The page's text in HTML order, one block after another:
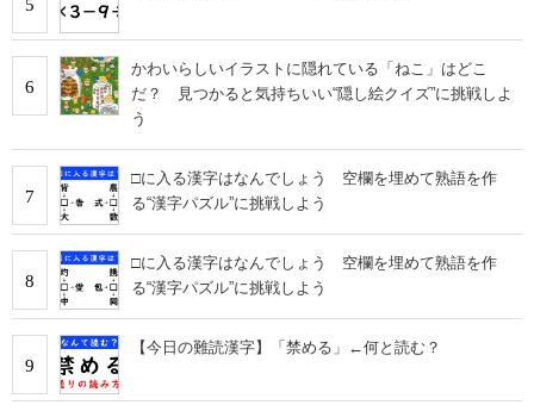
5
6
かわいらしいイラストに隠れている「ねこ」はどこ
だ？ 見つかると気持ちいい“隠し絵クイズ”に挑戦しよ
う
7
□に入る漢字はなんでしょう 空欄を埋めて熟語を作
る“漢字パズル”に挑戦しよう
8
□に入る漢字はなんでしょう 空欄を埋めて熟語を作
る“漢字パズル”に挑戦しよう
9
【今日の難読漢字】「禁める」←何と読む？